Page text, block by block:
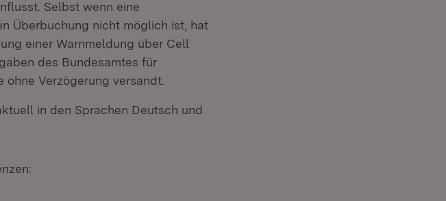
Selbst wenn eine
Überbuchung nicht möglich ist, hat
einer Warnmeldung über Cell
des Bundesamtes für
Verzögerung versandt.
in den Sprachen Deutsch und